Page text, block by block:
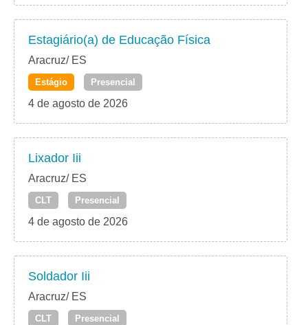
Estagiário(a) de Educação Física
Aracruz/ ES
Estágio Presencial
4 de agosto de 2026
Lixador Iii
Aracruz/ ES
CLT Presencial
4 de agosto de 2026
Soldador Iii
Aracruz/ ES
CLT Presencial